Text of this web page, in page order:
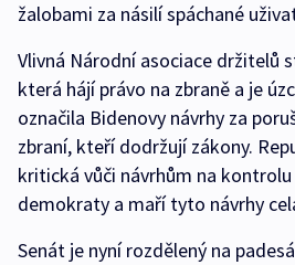
žalobami za násilí spáchané
Vlivná Národní asociace držitelů
která hájí právo na zbraně a je
označila Bidenovy návrhy za
zbraní, kteří dodržují zákony.
kritická vůči návrhům na
demokraty a maří tyto návrhy
Senát je nyní rozdělený na